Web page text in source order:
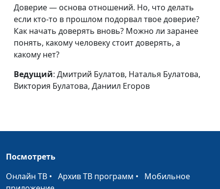
как ее применять
Наталья Булатова,
Виктория Булатова,
Даниил Егоров
Нужно ли высшее
образование?
Дмитрий Булатов,
Сергей Катаев, Елена
Солдатова
Сергей Катаев, Елена
Как жить проще?
Наталья Булатова,
Доверие — основа отношений. Но, что делать
если кто-то в прошлом подорвал твое доверие?
Как начать доверять вновь? Можно ли заранее
понять, какому человеку стоит доверять, а
какому нет?
Ведущий: Дмитрий Булатов, Наталья Булатова,
Виктория Булатова, Даниил Егоров
Посмотреть
Онлайн ТВ • Архив ТВ программ • Мобильное